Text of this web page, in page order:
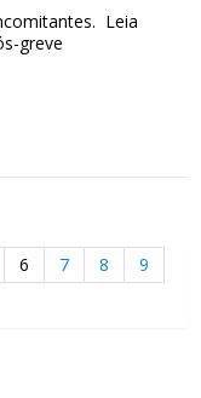
Leia
greve
6 7 8
9